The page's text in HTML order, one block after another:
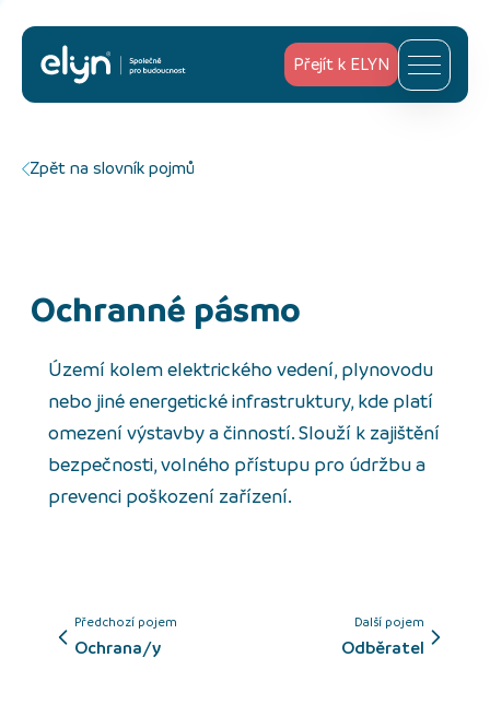
Přejít k ELYN
Zpět na slovník pojmů
ochranné pásmo
Území kolem elektrického vedení, plynovodu
nebo jiné energetické infrastruktury, kde platí
omezení výstavby a činností. Slouží k zajištění
bezpečnosti, volného přístupu pro údržbu a
prevenci poškození zařízení.
Předchozí pojem
ochrana/y
Další pojem
Odběratel